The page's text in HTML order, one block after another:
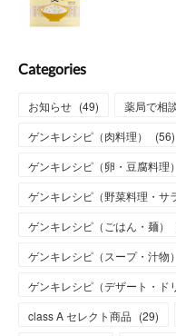
Categories
お知らせ (49) 薬局で相
ゲンキレシピ（肉料理）
(56)
ゲンキレシピ（卵・豆腐料理）
ゲンキレシピ（野菜料理・サ
ゲンキレシピ（ごはん・麺）
ゲンキレシピ（スープ・汁物）
ゲンキレシピ（デザート・ド
class A セレクト商品 (29)